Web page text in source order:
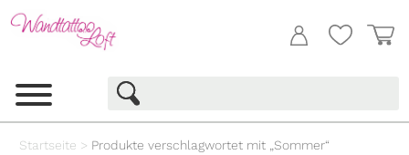
Startseite > Produkte verschlagwortet mit „Sommer“